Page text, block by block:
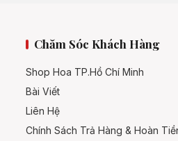
Chăm Sóc Khách Hàng
Shop Hoa TP.Hồ Chí Minh
Bài Viết
Liên Hệ
Chính Sách Trả Hàng & Hoàn